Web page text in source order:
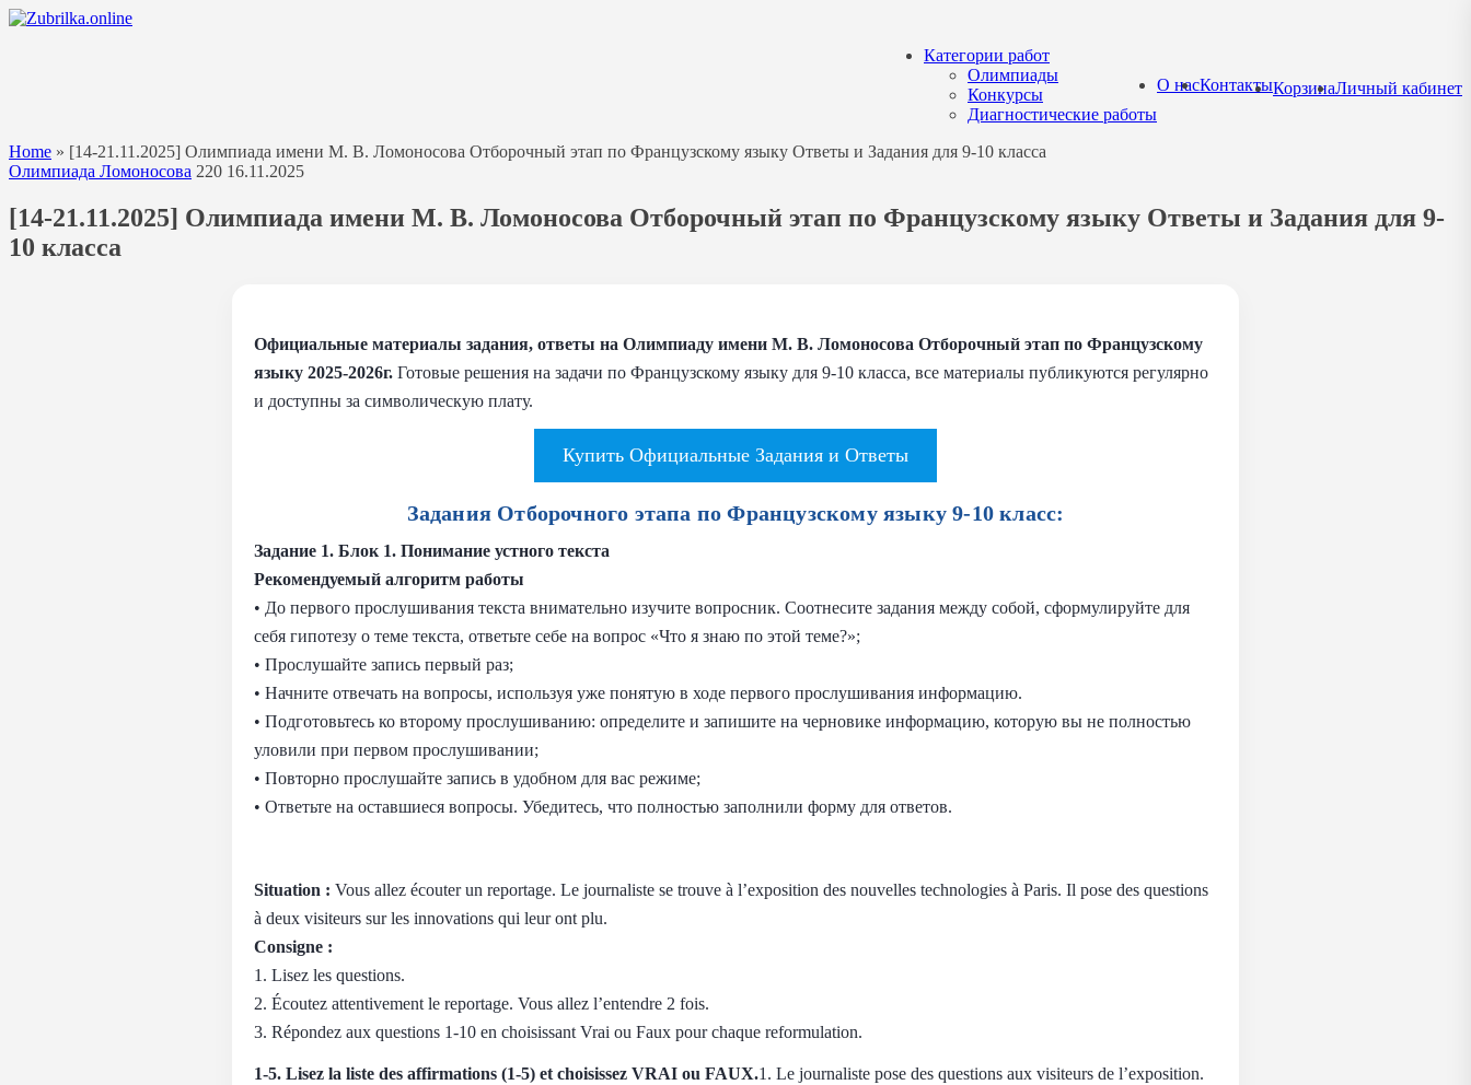
Перейти
Категории работ
Олимпиады
Конкурсы
Диагностические работы
О насКонтактыКорзинаЛичный кабинет
Home » [14-21.11.2025] Олимпиада имени М. В. Ломоносова Отборочный этап по Французскому языку Ответы и Задания для 9-10 класса
Олимпиада Ломоносова 220 16.11.2025
[14-21.11.2025] Олимпиада имени М. В. Ломоносова Отборочный этап по Французскому языку Ответы и Задания для 9-
10 класса
Официальные материалы задания, ответы на Олимпиаду имени М. В. Ломоносова Отборочный этап по Французскому
языку 2025-2026г. Готовые решения на задачи по Французскому языку для 9-10 класса, все материалы публикуются регулярно
и доступны за символическую плату.
Купить Официальные Задания и Ответы
Задания Отборочного этапа по Французскому языку 9-10 класс:
Задание 1. Блок 1. Понимание устного текста
Рекомендуемый алгоритм работы
• До первого прослушивания текста внимательно изучите вопросник. Соотнесите задания между собой, сформулируйте для
себя гипотезу о теме текста, ответьте себе на вопрос «Что я знаю по этой теме?»;
• Прослушайте запись первый раз;
• Начните отвечать на вопросы, используя уже понятую в ходе первого прослушивания информацию.
• Подготовьтесь ко второму прослушиванию: определите и запишите на черновике информацию, которую вы не полностью
уловили при первом прослушивании;
• Повторно прослушайте запись в удобном для вас режиме;
• Ответьте на оставшиеся вопросы. Убедитесь, что полностью заполнили форму для ответов.
Situation : Vous allez écouter un reportage. Le journaliste se trouve à l’exposition des nouvelles technologies à Paris. Il pose des questions
à deux visiteurs sur les innovations qui leur ont plu.
Consigne :
1. Lisez les questions.
2. Écoutez attentivement le reportage. Vous allez l’entendre 2 fois.
3. Répondez aux questions 1-10 en choisissant Vrai ou Faux pour chaque reformulation.
1-5. Lisez la liste des affirmations (1-5) et choisissez VRAI ou FAUX.1. Le journaliste pose des questions aux visiteurs de l’exposition.